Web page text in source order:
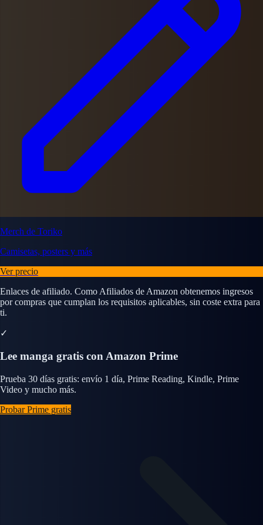
Merch de Toriko
Camisetas, posters y más
Ver precio
Enlaces de afiliado. Como Afiliados de Amazon obtenemos ingresos
por compras que cumplan los requisitos aplicables, sin coste extra para
ti.
✓
Lee manga gratis con Amazon Prime
Prueba 30 días gratis: envío 1 día, Prime Reading, Kindle, Prime
Video y mucho más.
Probar Prime gratis